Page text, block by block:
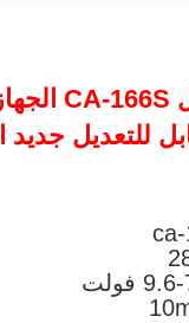
للتعديل